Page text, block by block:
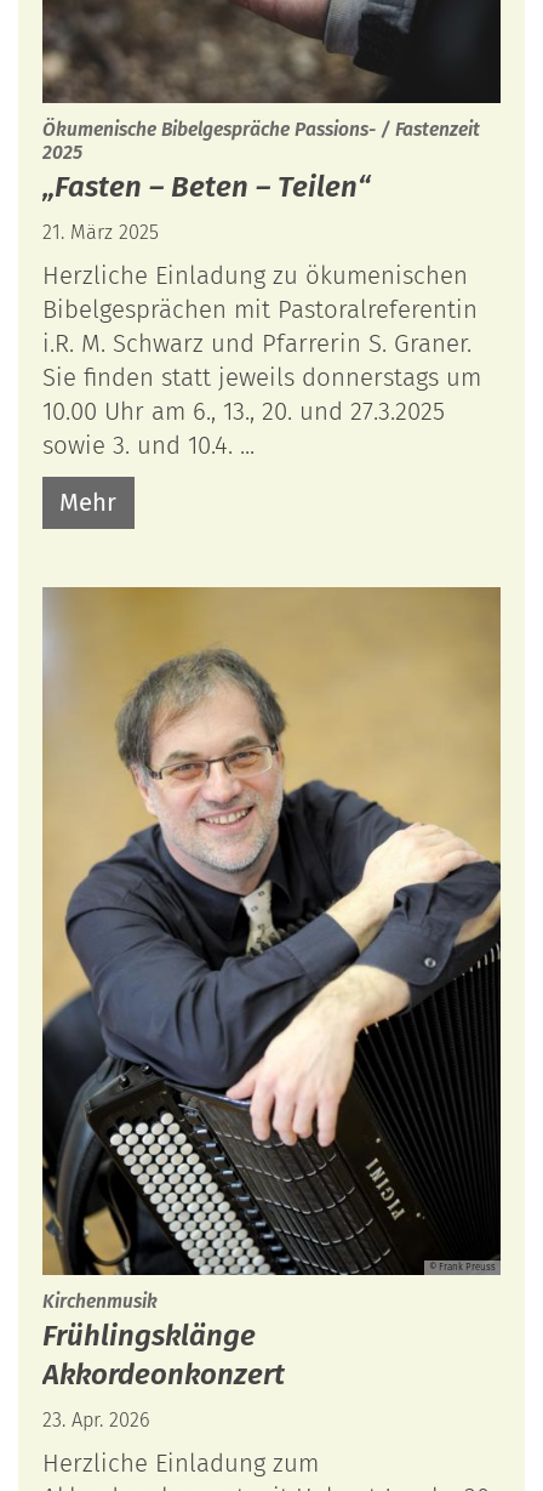
Ökumenische Bibelgespräche Passions- / Fastenzeit
2025:
„Fasten – Beten – Teilen“
21. März 2025
Herzliche Einladung zu ökumenischen
Bibelgesprächen mit Pastoralreferentin
i.R. M. Schwarz und Pfarrerin S. Graner.
Sie finden statt jeweils donnerstags um
10.00 Uhr am 6., 13., 20. und 27.3.2025
sowie 3. und 10.4. ...
Mehr
© Frank Preuss
Kirchenmusik:
Frühlingsklänge
Akkordeonkonzert
23. Apr. 2026
Herzliche Einladung zum